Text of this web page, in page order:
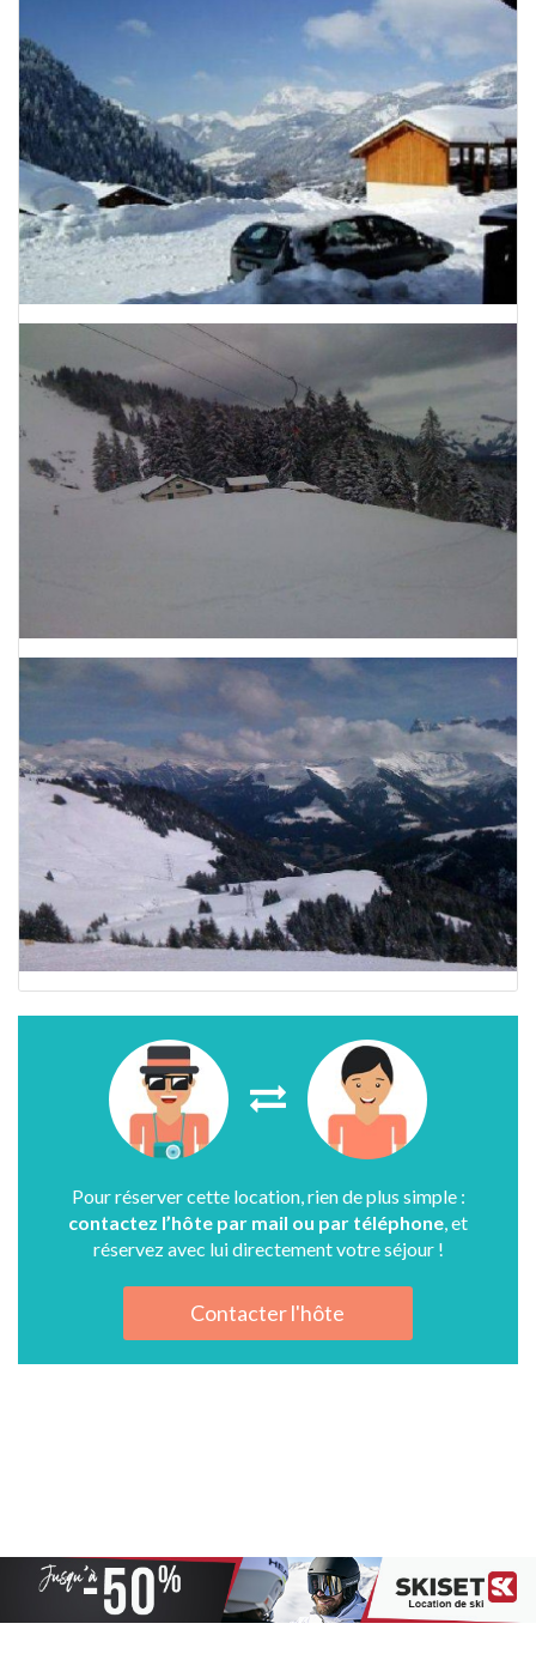
Pour réserver cette location, rien de plus simple :
contactez l’hôte par mail ou par téléphone, et
réservez avec lui directement votre séjour !
Contacter l'hôte